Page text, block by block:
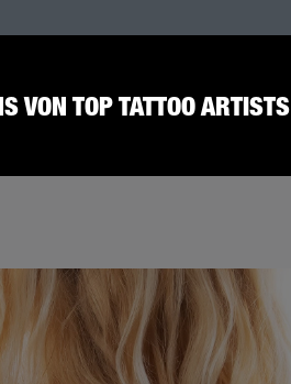
VON TOP TATTOO ARTISTS